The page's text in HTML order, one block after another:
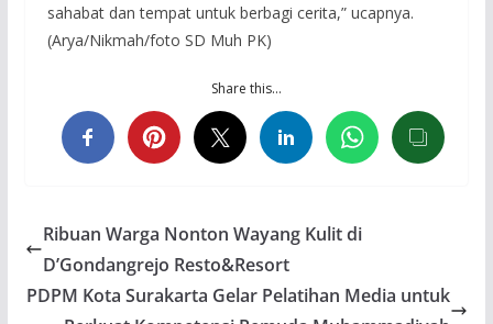
sahabat dan tempat untuk berbagi cerita,” ucapnya.
(Arya/Nikmah/foto SD Muh PK)
Share this…
Ribuan Warga Nonton Wayang Kulit di
D’Gondangrejo Resto&Resort
PDPM Kota Surakarta Gelar Pelatihan Media untuk